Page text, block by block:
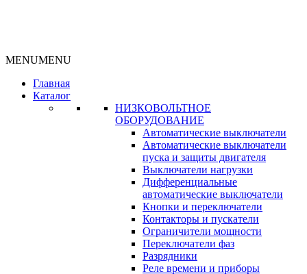
MENUMENU
Главная
Каталог
НИЗКОВОЛЬТНОЕ
ОБОРУДОВАНИЕ
Автоматические выключатели
Автоматические выключатели
пуска и защиты двигателя
Выключатели нагрузки
Дифференциальные
автоматические выключатели
Кнопки и переключатели
Контакторы и пускатели
Ограничители мощности
Переключатели фаз
Разрядники
Реле времени и приборы